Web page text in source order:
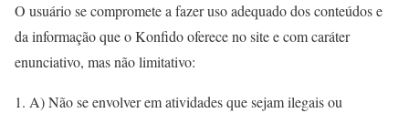
O usuário se compromete a fazer uso adequado dos conteúdos e
da informação que o Konfido oferece no site e com caráter
enunciativo, mas não limitativo:
A) Não se envolver em atividades que sejam ilegais ou